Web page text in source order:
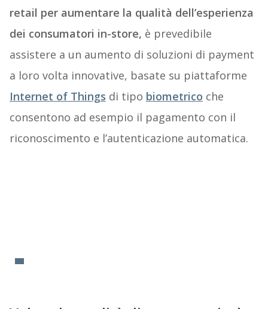
retail per aumentare la qualità dell’esperienza
dei consumatori in-store, è prevedibile
assistere a un aumento di soluzioni di payment
a loro volta innovative, basate su piattaforme
Internet of Things di tipo biometrico che
consentono ad esempio il pagamento con il
riconoscimento e l’autenticazione automatica.